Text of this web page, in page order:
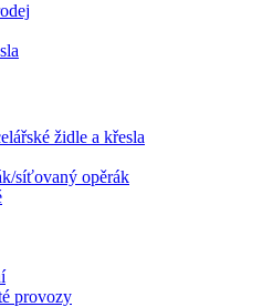
židle a křesla
síťovaný opěrák
provozy